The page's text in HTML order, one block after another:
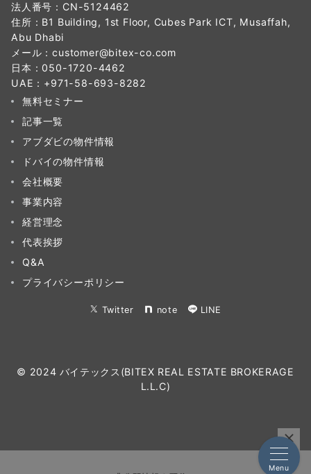
法人番号：CN-5124462
住所：B1 Building, 1st Floor, Cubes Park ICT, Musaffah,
Abu Dhabi
メール：customer@bitex-co.com
日本： 050-1720-4462
UAE： +971-58-693-8282‬
無料セミナー
記事一覧
アブダビの物件情報
ドバイの物件情報
会社概要
事業内容
経営理念
代表挨拶
Q&A
プライバシーポリシー
Twitter note LINE
© 2024 バイテックス(BITEX REAL ESTATE BROKERAGE
L.L.C)
Menu